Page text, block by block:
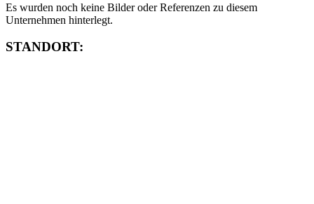
Es wurden noch keine Bilder oder Referenzen zu diesem
Unternehmen hinterlegt.
STANDORT: